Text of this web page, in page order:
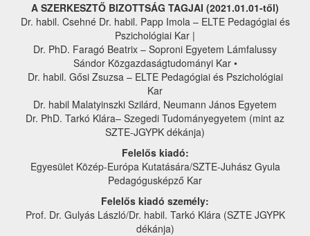
A SZERKESZTŐ BIZOTTSÁG TAGJAI (2021.01.01-től)
Dr. habil. Csehné Dr. habil. Papp Imola – ELTE Pedagógiai és
Pszichológiai Kar |
Dr. PhD. Faragó Beatrix – Soproni Egyetem Lámfalussy
Sándor Közgazdaságtudományi Kar •
Dr. habil. Gősi Zsuzsa – ELTE Pedagógiai és Pszichológiai
Kar
Dr. habil Malatyinszki Szilárd, Neumann János Egyetem
Dr. PhD. Tarkó Klára– Szegedi Tudományegyetem (mint az
SZTE-JGYPK dékánja)
Felelős kiadó:
Egyesület Közép-Európa Kutatására/SZTE-Juhász Gyula
Pedagógusképző Kar
Felelős kiadó személy:
Prof. Dr. Gulyás László/Dr. habil. Tarkó Klára (SZTE JGYPK
dékánja)